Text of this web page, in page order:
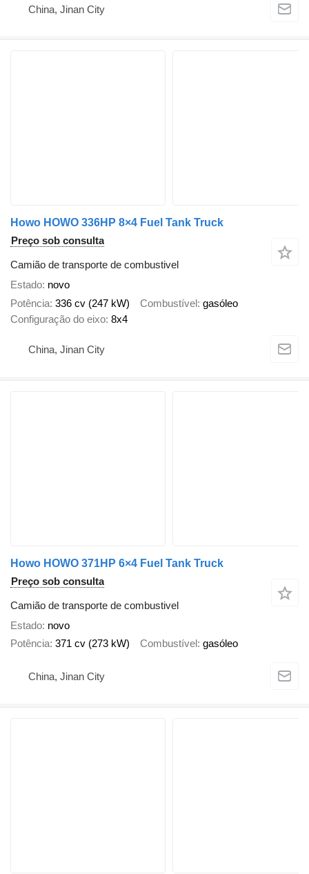
China, Jinan City
Howo HOWO 336HP 8×4 Fuel Tank Truck
Preço sob consulta
Camião de transporte de combustivel
Estado novo
Potência 336 cv (247 kW) Combustível gasóleo
Configuração do eixo 8x4
China, Jinan City
Howo HOWO 371HP 6×4 Fuel Tank Truck
Preço sob consulta
Camião de transporte de combustivel
Estado novo
Potência 371 cv (273 kW) Combustível gasóleo
China, Jinan City